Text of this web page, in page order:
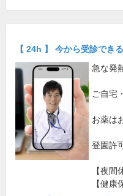
【 24h 】 今から受診できる
急な発
ご自宅
お薬は
登園許
【夜間
【健康